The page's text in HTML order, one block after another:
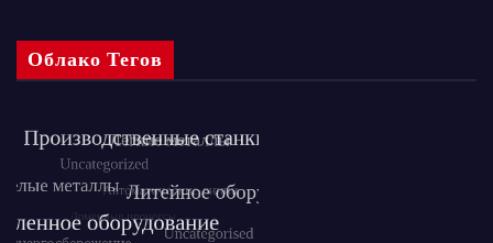
Облако Тегов